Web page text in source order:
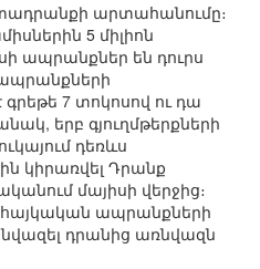
արտահանումը։
5 միլիոն
ապրանքներ են դուրս
7 տոկոսով ու դա
երբ գյուղմթերքների
դեռևս
կիրառվել Դրանք
մայիսի վերջից։
ապրանքների
դրանից առնվազն